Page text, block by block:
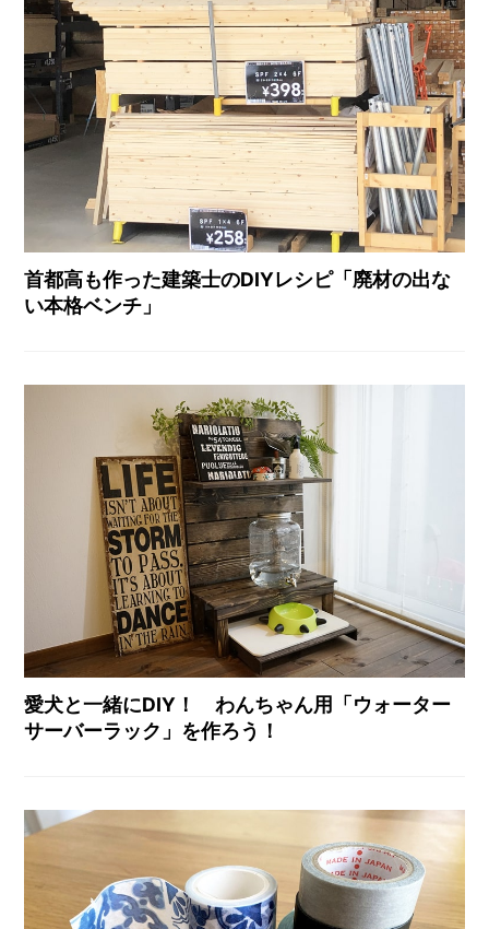
首都高も作った建築士のDIYレシピ「廃材の出な
い本格ベンチ」
愛犬と一緒にDIY！ わんちゃん用「ウォーター
サーバーラック」を作ろう！